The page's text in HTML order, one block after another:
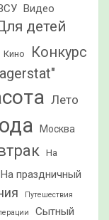
Видео
детей
Кино
Конкурс
Лето
Москва
На
На праздничный
Путешествия
Сытный